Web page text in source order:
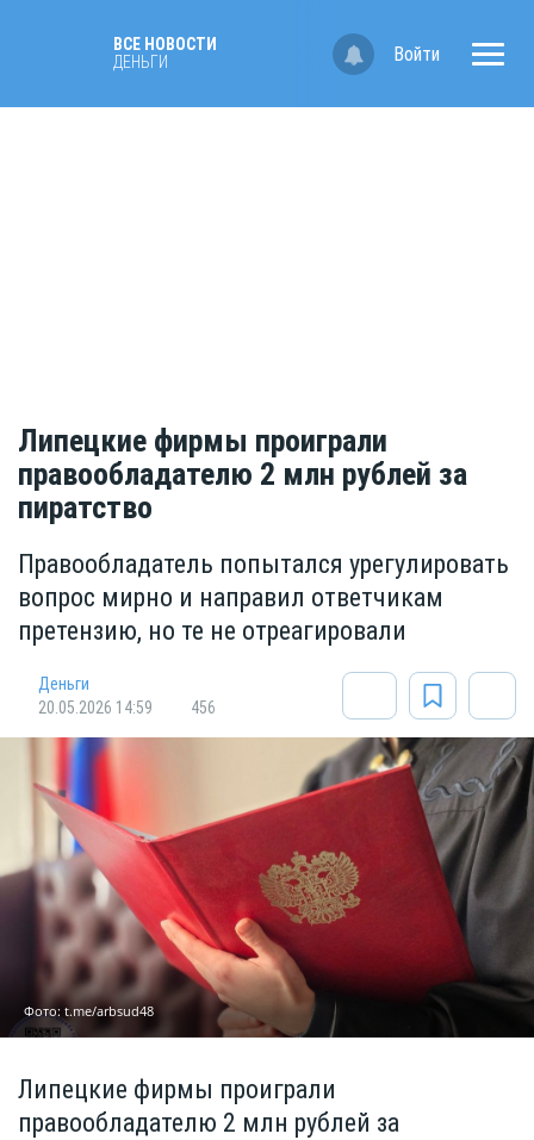
ВСЕ НОВОСТИ
ДЕНЬГИ
Войти
Липецкие фирмы проиграли
правообладателю 2 млн рублей за
пиратство
Правообладатель попытался урегулировать
вопрос мирно и направил ответчикам
претензию, но те не отреагировали
Деньги
20.05.2026 14:59
456
Фото: t.me/arbsud48
Липецкие фирмы проиграли
правообладателю 2 млн рублей за